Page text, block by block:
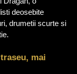
deosebite
drumetii scurte si
mai